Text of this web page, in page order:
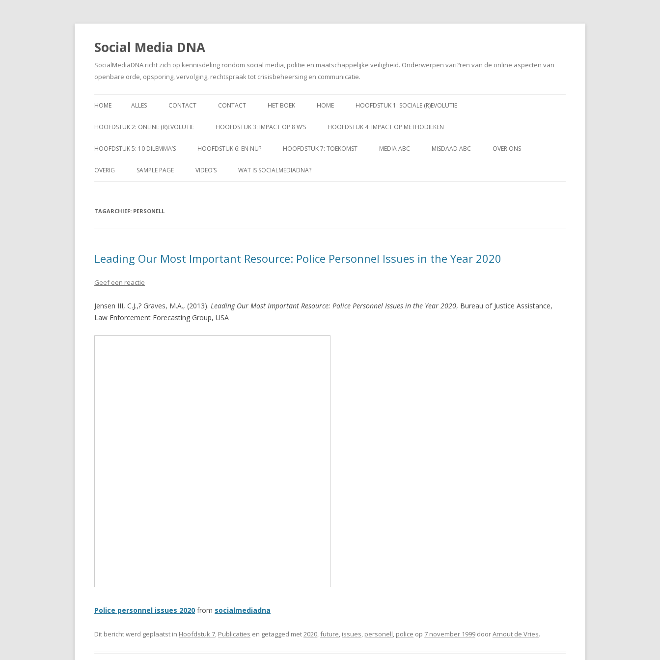
Social Media DNA
SocialMediaDNA richt zich op kennisdeling rondom social media, politie en maatschappelijke veiligheid. Onderwerpen vari?ren van de online aspecten van
openbare orde, opsporing, vervolging, rechtspraak tot crisisbeheersing en communicatie.
naar
HOME ALLES CONTACT CONTACT HET BOEK HOME HOOFDSTUK 1: SOCIALE (R)EVOLUTIE
HOOFDSTUK 2: ONLINE (R)EVOLUTIE HOOFDSTUK 3: IMPACT OP 8 W’S HOOFDSTUK 4: IMPACT OP METHODIEKEN
HOOFDSTUK 5: 10 DILEMMA’S HOOFDSTUK 6: EN NU? HOOFDSTUK 7: TOEKOMST MEDIA ABC MISDAAD ABC OVER ONS
OVERIG SAMPLE PAGE VIDEO’S WAT IS SOCIALMEDIADNA?
TAGARCHIEF: PERSONELL
Leading Our Most Important Resource: Police Personnel Issues in the Year 2020
Geef een reactie
Jensen III, C.J.,? Graves, M.A., (2013). Leading Our Most Important Resource: Police Personnel Issues in the Year 2020, Bureau of Justice Assistance,
Law Enforcement Forecasting Group, USA
Police personnel issues 2020 from socialmediadna
Dit bericht werd geplaatst in Hoofdstuk 7, Publicaties en getagged met2020,future, issues, personell, police op 7 november 1999 doorArnout de Vries.